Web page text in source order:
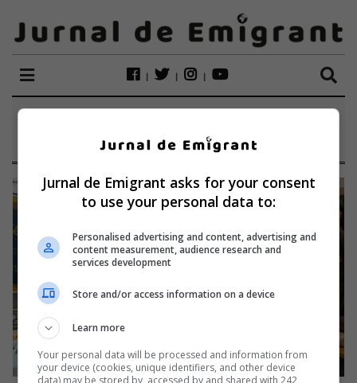
IOLANDA CIRA
Jurnal de Emigrant asks for your consent
to use your personal data to:
Personalised advertising and content, advertising and
content measurement, audience research and
services development
Store and/or access information on a device
Learn more
Your personal data will be processed and information from
your device (cookies, unique identifiers, and other device
data) may be stored by, accessed by and shared with 242